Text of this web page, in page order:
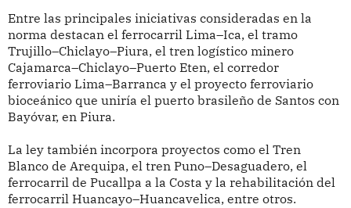
Entre las principales iniciativas consideradas en la
norma destacan el ferrocarril Lima–Ica, el tramo
Trujillo–Chiclayo–Piura, el tren logístico minero
Cajamarca–Chiclayo–Puerto Eten, el corredor
ferroviario Lima–Barranca y el proyecto ferroviario
bioceánico que uniría el puerto brasileño de Santos con
Bayóvar, en Piura.
La ley también incorpora proyectos como el Tren
Blanco de Arequipa, el tren Puno–Desaguadero, el
ferrocarril de Pucallpa a la Costa y la rehabilitación del
ferrocarril Huancayo–Huancavelica, entre otros.